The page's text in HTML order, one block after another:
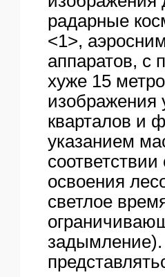
радарные
<1>,
аппаратов, с
хуже 15
изображения
кварталов и
указанием
освоения
светлое